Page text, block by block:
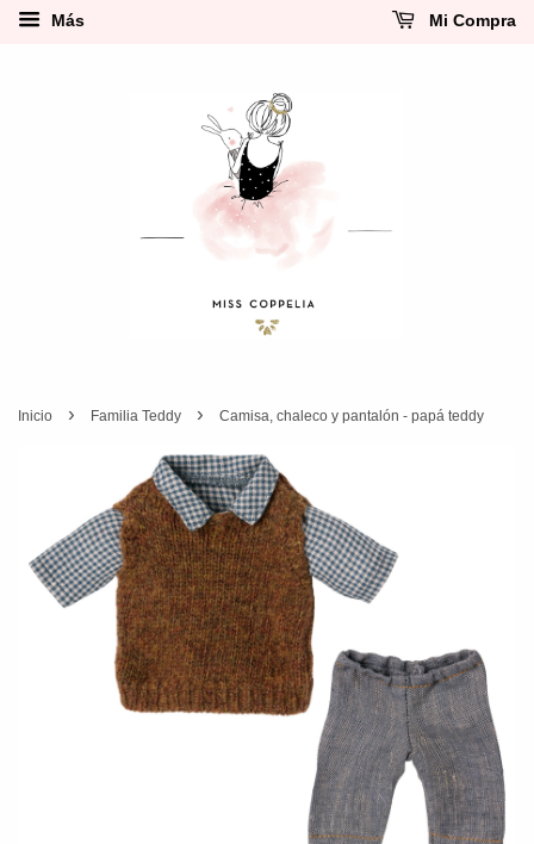
Más Mi Compra
Inicio › Familia Teddy › Camisa, chaleco y pantalón - papá teddy